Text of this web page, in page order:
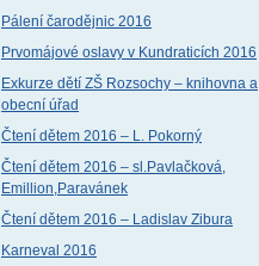
Pálení čarodějnic 2016
Prvomájové oslavy v Kundraticích 2016
Exkurze dětí ZŠ Rozsochy – knihovna a
obecní úřad
Čtení dětem 2016 – L. Pokorný
Čtení dětem 2016 – sl.Pavlačková,
Emillion,Paravánek
Čtení dětem 2016 – Ladislav Zibura
Karneval 2016